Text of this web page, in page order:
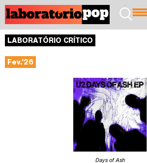
LABORATÓRIO CRÍTICO
Fev.’26
Days of Ash